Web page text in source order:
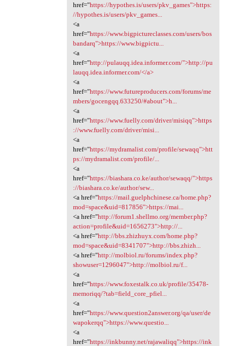
href="https://hypothes.is/users/pkv_games">https:
//hypothes.is/users/pkv_games...
<a
href="https://www.bigpictureclasses.com/users/bos
bandarq">https://www.bigpictu...
<a
href="http://pulauqq.idea.informer.com/">http://pu
lauqq.idea.informer.com/</a>
<a
href="https://www.futureproducers.com/forums/me
mbers/gocengqq.633250/#about">h...
<a
href="https://www.fuelly.com/driver/misiqq">https
://www.fuelly.com/driver/misi...
<a
href="https://mydramalist.com/profile/sewaqq">htt
ps://mydramalist.com/profile/...
<a
href="https://biashara.co.ke/author/sewaqq/">https
://biashara.co.ke/author/sew...
<a href="https://mail.guelphchinese.ca/home.php?
mod=space&uid=817856">https://mai...
<a href="http://forum1.shellmo.org/member.php?
action=profile&uid=1656273">http://...
<a href="http://bbs.zhizhuyx.com/home.php?
mod=space&uid=8341707">http://bbs.zhizh...
<a href="http://molbiol.ru/forums/index.php?
showuser=1296047">http://molbiol.ru/f...
<a
href="https://www.foxestalk.co.uk/profile/35478-
memoriqq/?tab=field_core_pfiel...
<a
href="https://www.question2answer.org/qa/user/de
wapokerqq">https://www.questio...
<a
href="https://inkbunny.net/rajawaliqq">https://ink